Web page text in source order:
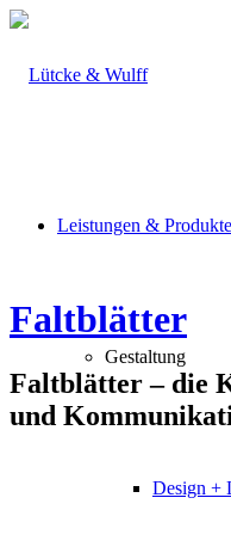
Leistungen & Produkte
Gestaltung
Design +
Faltblätter
Faltblätter – die
und